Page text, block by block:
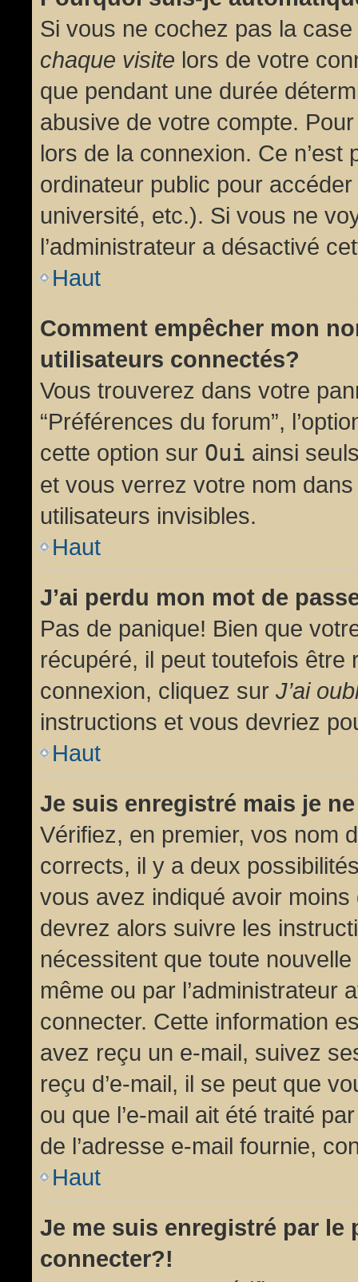
Si vous ne cochez pas la case
chaque visite lors de votre
que pendant une durée
abusive de votre compte.
lors de la connexion. Ce
ordinateur public pour
université, etc.). Si vous ne
l’administrateur a désactivé
Haut
Comment empêcher mon
utilisateurs connectés?
Vous trouverez dans votre
“Préférences du forum”,
cette option sur Oui ainsi
et vous verrez votre nom
utilisateurs invisibles.
Haut
J’ai perdu mon mot de
Pas de panique! Bien que
récupéré, il peut toutefois être
connexion, cliquez sur J’ai
instructions et vous devriez
Haut
Je suis enregistré mais je
Vérifiez, en premier, vos nom
corrects, il y a deux
vous avez indiqué avoir
devrez alors suivre les
nécessitent que toute
même ou par l’administrateur
connecter. Cette information
avez reçu un e-mail, suivez
reçu d’e-mail, il se peut que
ou que l’e-mail ait été traité
de l’adresse e-mail fournie,
Haut
Je me suis enregistré par le
connecter?!